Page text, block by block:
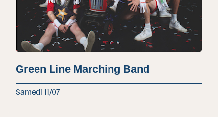
Green Line Marching Band
Samedi 11/07